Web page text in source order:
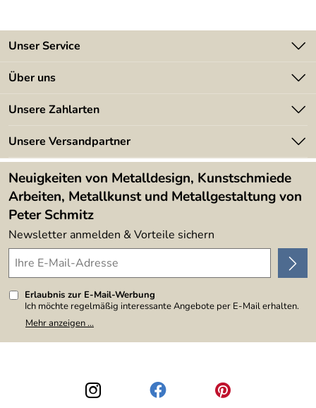
Unser Service
Kontakt
Kundeninformationen
Newsletter
Lieferbedingungen
Über uns
Angebote
Kundenbewertungen (394)
4,9/5
Unsere Zahlarten
Unsere Versandpartner
Neuigkeiten von Metalldesign, Kunstschmiede
Arbeiten, Metallkunst und Metallgestaltung von
Peter Schmitz
Newsletter anmelden & Vorteile sichern
Erlaubnis zur E-Mail-Werbung
Ich möchte regelmäßig interessante Angebote per E-Mail erhalten.
Meine E-Mail-Adresse wird nicht an andere Unternehmen
weitergegeben. Zu statistischen Zwecken wird in anonymer Form
den Link "Abmelden" am Ende des Newsletters anklicke. Die
Datenschutzerklärung
habe ich zur Kenntnis genommen.
Mehr anzeigen ...